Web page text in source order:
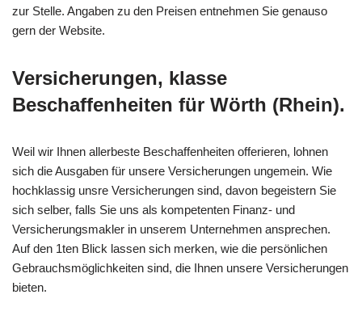
zur Stelle. Angaben zu den Preisen entnehmen Sie genauso
gern der Website.
Versicherungen, klasse
Beschaffenheiten für Wörth (Rhein).
Weil wir Ihnen allerbeste Beschaffenheiten offerieren, lohnen
sich die Ausgaben für unsere Versicherungen ungemein. Wie
hochklassig unsre Versicherungen sind, davon begeistern Sie
sich selber, falls Sie uns als kompetenten Finanz- und
Versicherungsmakler in unserem Unternehmen ansprechen.
Auf den 1ten Blick lassen sich merken, wie die persönlichen
Gebrauchsmöglichkeiten sind, die Ihnen unsere Versicherungen
bieten.